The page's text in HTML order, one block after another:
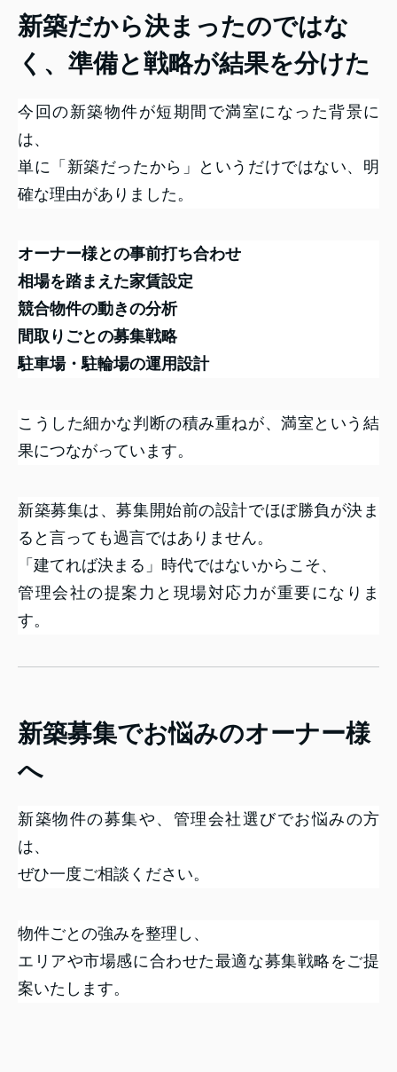
新築だから決まったのではな
く、準備と戦略が結果を分けた
今回の新築物件が短期間で満室になった背景に
は、
単に「新築だったから」というだけではない、明
確な理由がありました。
オーナー様との事前打ち合わせ
相場を踏まえた家賃設定
競合物件の動きの分析
間取りごとの募集戦略
駐車場・駐輪場の運用設計
こうした細かな判断の積み重ねが、満室という結
果につながっています。
新築募集は、募集開始前の設計でほぼ勝負が決ま
ると言っても過言ではありません。
「建てれば決まる」時代ではないからこそ、
管理会社の提案力と現場対応力が重要になりま
す。
新築募集でお悩みのオーナー様
へ
新築物件の募集や、管理会社選びでお悩みの方
は、
ぜひ一度ご相談ください。
物件ごとの強みを整理し、
エリアや市場感に合わせた最適な募集戦略をご提
案いたします。